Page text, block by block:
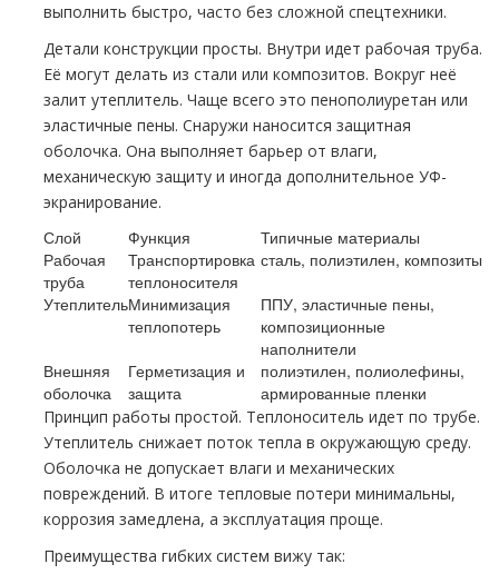
выполнить быстро, часто без сложной спецтехники.
Детали конструкции просты. Внутри идет рабочая труба.
Её могут делать из стали или композитов. Вокруг неё
залит утеплитель. Чаще всего это пенополиуретан или
эластичные пены. Снаружи наносится защитная
оболочка. Она выполняет барьер от влаги,
механическую защиту и иногда дополнительное УФ-
экранирование.
Слой Функция
Типичные материалы
Рабочая
труба
Транспортировка
теплоносителя
сталь, полиэтилен, композиты
УтеплительМинимизация
теплопотерь
ППУ, эластичные пены,
композиционные
наполнители
Внешняя
оболочка
Герметизация и
защита
полиэтилен, полиолефины,
армированные пленки
Принцип работы простой. Теплоноситель идет по трубе.
Утеплитель снижает поток тепла в окружающую среду.
Оболочка не допускает влаги и механических
повреждений. В итоге тепловые потери минимальны,
коррозия замедлена, а эксплуатация проще.
Преимущества гибких систем вижу так: